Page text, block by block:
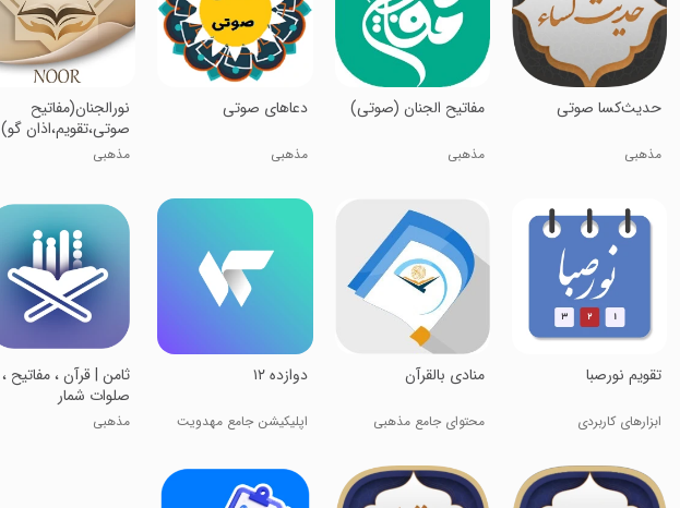
‏‏‏‏‏حدیث‌کسا صوتی
مذهبی
مفاتیح الجنان (صوتی)
مذهبی
دعاهای صوتی
مذهبی
‏‏نورالجنان(مفاتیح
صوتی،تقویم،اذان گو)
مذهبی
‏‏‏‏‏تقویم نورصبا
ابزارهای کاربردی
منادی بالقرآن
محتوای جامع مذهبی
‏‏دوازده ۱۲
اپلیکیشن جامع مهدویت
‏‏ثامن | قرآن ، مفاتیح ،
صلوات شمار
مذهبی